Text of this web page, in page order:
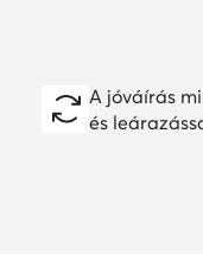
A jóváírás
és